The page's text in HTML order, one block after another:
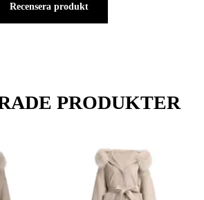
Recensera produkt
PRODUKTER